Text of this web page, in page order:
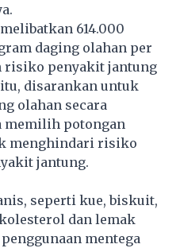
614.000
daging olahan per
risiko penyakit jantung
disarankan untuk
olahan secara
memilih potongan
menghindari risiko
jantung.
seperti kue, biskuit,
dan lemak
mentega